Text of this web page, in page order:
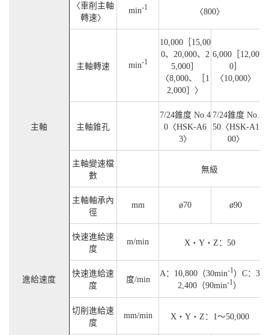
〈車削主軸
轉速〉
min-1 〈800〉
主軸
主軸轉速 min-1
10,000［15,00
0、20,000、2
5,000］
〈8,000、［1
2,000］〉
6,000［12,00
0］
〈10,000〉
主軸錐孔
7/24錐度 No.4
0〈HSK-A6
3〉
7/24錐度 No.
50〈HSK-A1
00〉
主軸變速檔
數
無級
主軸軸承內
徑
mm ø70 ø90
進給速度
快速進給速
度
m/min X・Y・Z：50
快速進給速
度
度/min
A：10,800（30min-1）C：3
2,400（90min-1）
切削進給速
度
mm/min X・Y・Z：1～50,000